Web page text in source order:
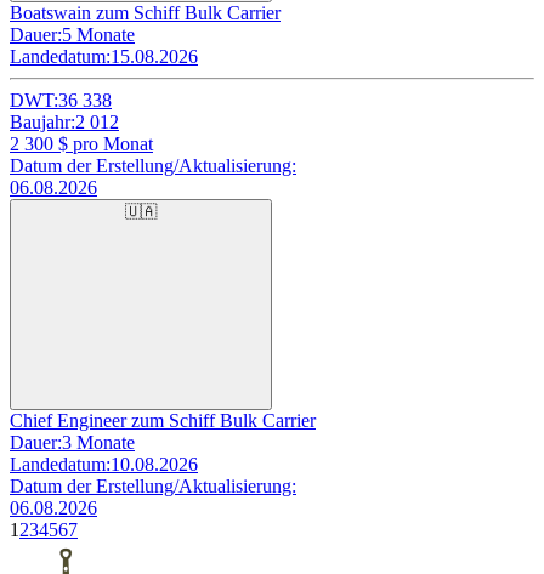
Boatswain zum Schiff Bulk Carrier
Dauer:5 Monate
Landedatum:15.08.2026
DWT:36 338
Baujahr:2 012
2 300 $ pro Monat
Datum der Erstellung/Aktualisierung:
06.08.2026
🇺🇦
Chief Engineer zum Schiff Bulk Carrier
Dauer:3 Monate
Landedatum:10.08.2026
Datum der Erstellung/Aktualisierung:
06.08.2026
1 234567